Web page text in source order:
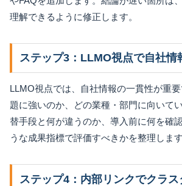
理解できるように修正します。
ステップ3：LLMO視点で自社情
LLMO視点では、自社情報の一貫性が重
題に強いのか、どの業種・部門に向いて
替手段と何が違うのか、導入前に何を確
うな成果指標で評価すべきかを整理します
ステップ4：内部リンクでクラス